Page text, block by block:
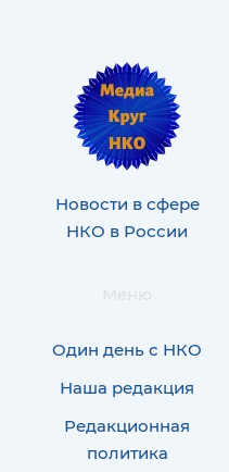
Новости в сфере
НКО в России
Меню
Один день с НКО
Наша редакция
Редакционная
политика